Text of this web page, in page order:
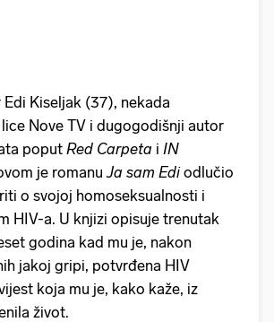
Kiseljak (37), nekada
Nove TV i dugogodišnji autor
poput Red Carpeta i IN
je romanu Ja sam Ediodlučio
o svojoj homoseksualnosti i
HIV-a. U knjizi opisuje trenutak
godina kad mu je, nakon
jakoj gripi, potvrđena HIV
koja mu je, kako kaže, iz
život.